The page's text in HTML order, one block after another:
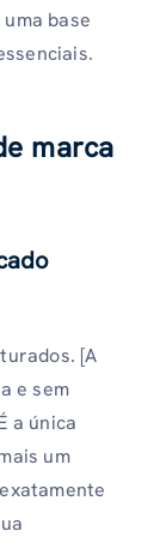
base
marca
[A
e sem
a única
um